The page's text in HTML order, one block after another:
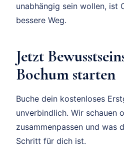
unabhängig sein wollen, ist
bessere Weg.
Jetzt
Bochum starten
Buche dein kostenloses
unverbindlich. Wir schauen
zusammenpassen und was
Schritt für dich ist.